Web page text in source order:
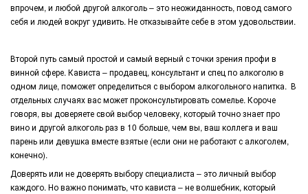
впрочем, и любой другой алкоголь – это неожиданность, повод самого
себя и людей вокруг удивить. Не отказывайте себе в этом удовольствии.
Второй путь самый простой и самый верный с точки зрения профи в
винной сфере. Кависта – продавец, консультант и спец по алкоголю в
одном лице, поможет определиться с выбором алкогольного напитка. В
отдельных случаях вас может проконсультировать сомелье. Короче
говоря, вы доверяете свой выбор человеку, который точно знает про
вино и другой алкоголь раз в 10 больше, чем вы, ваш коллега и ваш
парень или девушка вместе взятые (если они не работают с алкоголем,
конечно).
Доверять или не доверять выбору специалиста – это личный выбор
каждого. Но важно понимать, что кависта – не волшебник, который